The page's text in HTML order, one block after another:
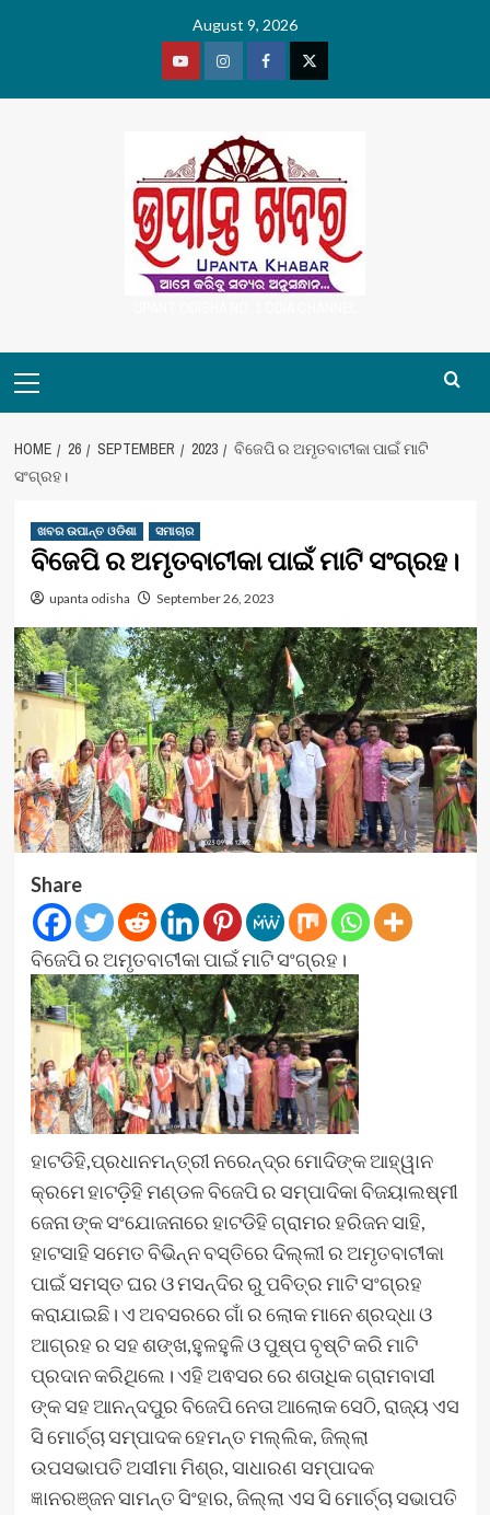
August 9, 2026
YoutubeVimeoFacebookTwitter
Menu
HOME 26 SEPTEMBER 2023
ବିଜେପି ର ଅମୃତବାଟୀକା ପାଇଁ ମାଟି
ସଂଗ୍ରହ।
ଖବର ଉପାନ୍ତ ଓଡିଶା ସମାଚାର
ବିଜେପି ର ଅମୃତବାଟୀକା ପାଇଁ ମାଟି ସଂଗ୍ରହ।
upanta odisha September 26, 2023
Share
ବିଜେପି ର ଅମୃତବାଟୀକା ପାଇଁ ମାଟି ସଂଗ୍ରହ।
ହାଟଡିହି,ପ୍ରଧାନମନ୍ତ୍ରୀ ନରେନ୍ଦ୍ର ମୋଦିଙ୍କ ଆହ୍ୱାନ
କ୍ରମେ ହାଟଡ଼ିହି ମଣ୍ଡଳ ବିଜେପି ର ସମ୍ପାଦିକା ବିଜୟାଲଷ୍ମୀ
ଜେନା ଙ୍କ ସଂଯୋଜନାରେ ହାଟଡିହି ଗ୍ରାମର ହରିଜନ ସାହି,
ହାଟସାହି ସମେତ ବିଭିନ୍ନ ବସ୍ତିରେ ଦିଲ୍ଲୀ ର ଅମୃତବାଟୀକା
ପାଇଁ ସମସ୍ତ ଘର ଓ ମସନ୍ଦିର ରୁ ପବିତ୍ର ମାଟି ସଂଗ୍ରହ
କରାଯାଇଛି। ଏ ଅବସରରେ ଗାଁ ର ଲୋକ ମାନେ ଶ୍ରଦ୍ଧା ଓ
ଆଗ୍ରହ ର ସହ ଶଙ୍ଖ,ହୁଳହୁଳି ଓ ପୁଷ୍ପ ବୃଷ୍ଟି କରି ମାଟି
ପ୍ରଦାନ କରିଥିଲେ। ଏହି ଅଵସର ରେ ଶତାଧିକ ଗ୍ରାମବାସୀ
ଙ୍କ ସହ ଆନନ୍ଦପୁର ବିଜେପି ନେତା ଆଲୋକ ସେଠି, ରାଜ୍ୟ ଏସ
ସି ମୋର୍ଚ୍ଚା ସମ୍ପାଦକ ହେମନ୍ତ ମଲ୍ଲିକ, ଜିଲ୍ଲା
ଉପସଭାପତି ଅସୀମା ମିଶ୍ର, ସାଧାରଣ ସମ୍ପାଦକ
ଜ୍ଞାନରଞ୍ଜନ ସାମନ୍ତ ସିଂହାର, ଜିଲ୍ଲା ଏସ ସି ମୋର୍ଚ୍ଚା ସଭାପତି